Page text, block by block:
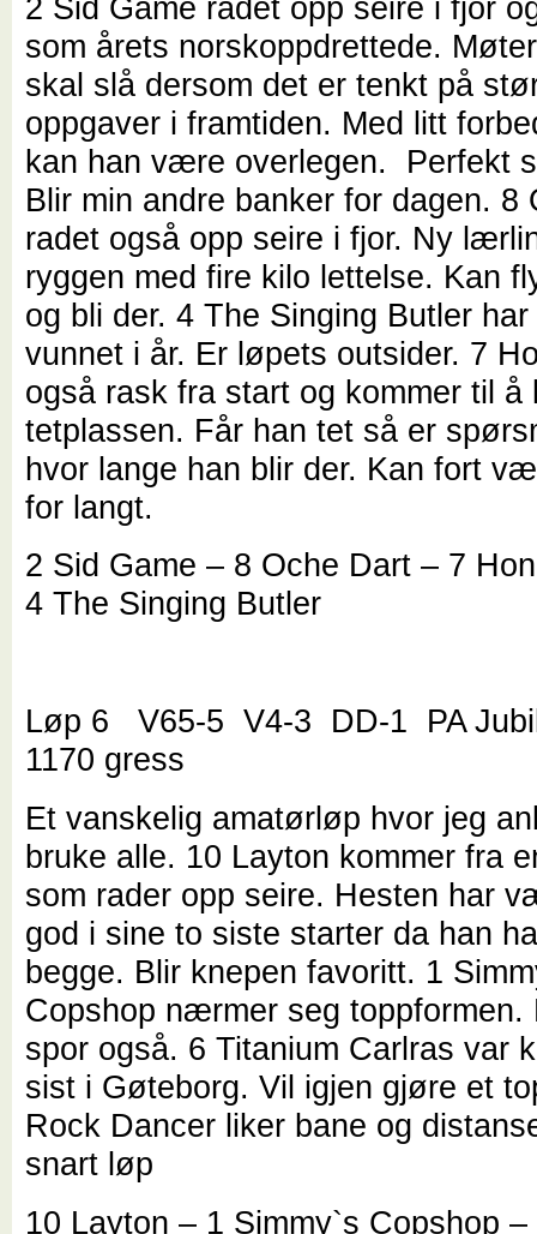
som årets norskoppdrettede.
skal slå dersom det er tenkt på
oppgaver i framtiden. Med litt
kan han være overlegen. Perfekt
Blir min andre banker for dagen. 8
radet også opp seire i fjor. Ny
ryggen med fire kilo lettelse. Kan
og bli der. 4 The Singing Butler
vunnet i år. Er løpets outsider. 7
også rask fra start og kommer til å
tetplassen. Får han tet så er
hvor lange han blir der. Kan fort
for langt.
2 Sid Game – 8 Oche Dart – 7
4 The Singing Butler
Løp 6 V65-5 V4-3 DD-1 PA
1170 gress
Et vanskelig amatørløp hvor jeg
bruke alle. 10 Layton kommer fra
som rader opp seire. Hesten har
god i sine to siste starter da han
begge. Blir knepen favoritt. 1
Copshop nærmer seg toppformen.
spor også. 6 Titanium Carlras var
sist i Gøteborg. Vil igjen gjøre et
Rock Dancer liker bane og
snart løp
10 Layton – 1 Simmy`s Copshop